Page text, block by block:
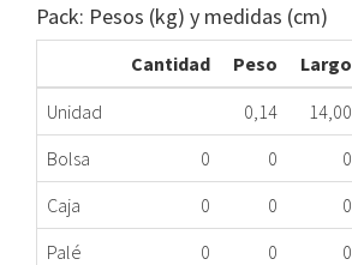
Pack: Pesos (kg) y medidas (cm)
Cantidad Peso Largo
Unidad
0,14 14,00
Bolsa
0 0 0
Caja
0 0 0
Palé
0 0 0